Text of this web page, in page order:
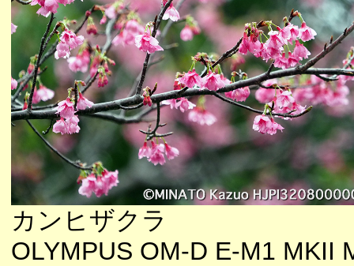
カンヒザクラ
OLYMPUS OM-D E-M1 MKII